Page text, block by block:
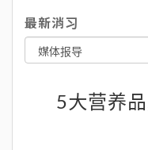
最新消习
5大营养